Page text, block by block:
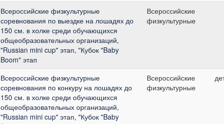
Всероссийские физкультурные
соревнования по выездке на лошадях до
150 см. в холке среди обучающихся
общеобразовательных организаций,
"Russian mini cup" этап, "Кубок "Baby
Boom" этап
Всероссийские
физкультурные
Всероссийские физкультурные
соревнования по конкуру на лошадях до
150 см. в холке среди обучающихся
общеобразовательных организаций,
"Russian mini cup" этап, "Кубок "Baby
Всероссийские
физкультурные